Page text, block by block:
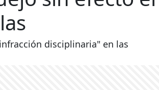
disciplinaria" en las